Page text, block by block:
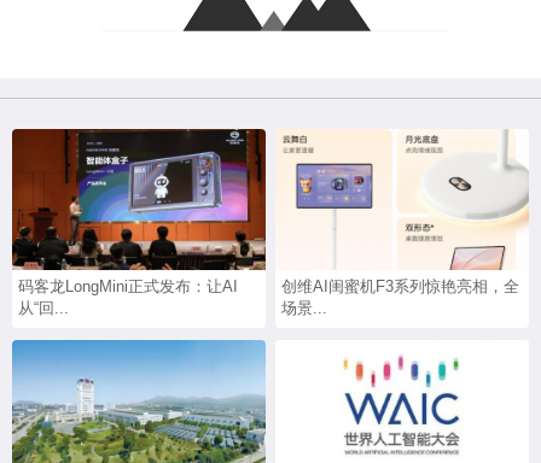
码客龙LongMini正式发布：让AI
从“回...
创维AI闺蜜机F3系列惊艳亮相，全
场景...